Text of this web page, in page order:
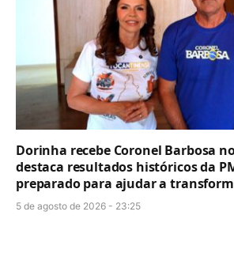
Dorinha recebe Coronel Barbosa
destaca resultados históricos da
preparado para ajudar a
5 de agosto de 2026 - 23:25